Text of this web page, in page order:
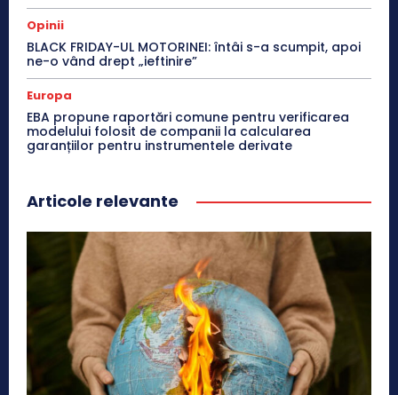
Opinii
BLACK FRIDAY-UL MOTORINEI: întâi s-a scumpit, apoi
ne-o vând drept „ieftinire”
Europa
EBA propune raportări comune pentru verificarea
modelului folosit de companii la calcularea
garanțiilor pentru instrumentele derivate
Articole relevante